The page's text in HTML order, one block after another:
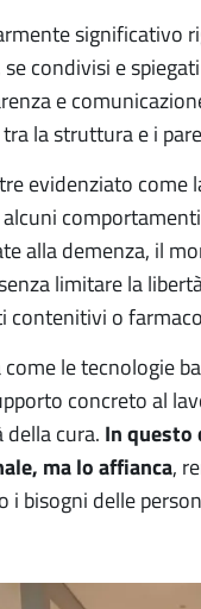
significativo
condivisi e
e
la struttura e i
evidenziato
alla demenza, il
limitare la
contenitivi o
le tecnologie
concreto al
cura. In
ma lo affianca,
i bisogni delle